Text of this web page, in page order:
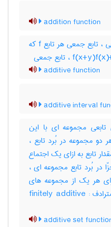
addition function
تابع جمع پذیر ، تابع اضافی ، تابع جمعی هر تابع f که
additive function
additive interval
مجموعه ای با این
اجتماع هر دو مجموعه در بُرد تابع ،
برد تابع باشد ، 2- مقدار تابع به ازای یک اجتماع
در بُرد تابع مجموعه ای ،
هر یک از مجموعه های
واقع در اجتماع باشد کلمه مترادف : finitely additive
additive set